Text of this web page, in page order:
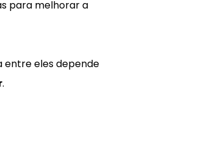
para melhorar a
entre eles depende
.